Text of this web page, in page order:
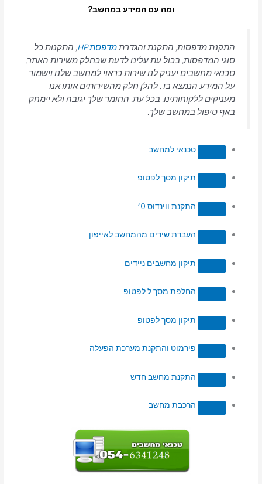
ומה עם המידע במחשב?
התקנת מדפסות, התקנת והגדרתמדפסת HP
, התקנות כל
סוגי המדפסות, בכול עת עלינו לדעת שכחלק משירות האתר,
טכנאי מחשבים יעניק לנו שירות כראוי למחשב שלנו וישמור
על המידע הנמצא בו . להלן חלק מהשירותים אותו אנו
מעניקים ללקוחותינו. בכל עת. החומר שלך יגובה ולא יימחק
באף טיפול במחשב שלך.
טכנאי למחשב
תיקון מסך לפטופ
התקנת ווינדוס 10
העברת שירים מהמחשב לאייפון
תיקון מחשבים ניידים
החלפת מסך ל לפטופ
תיקון מסך לפטופ
פירמוט והתקנת מערכת הפעלה
התקנת מחשב חדש
הרכבת מחשב